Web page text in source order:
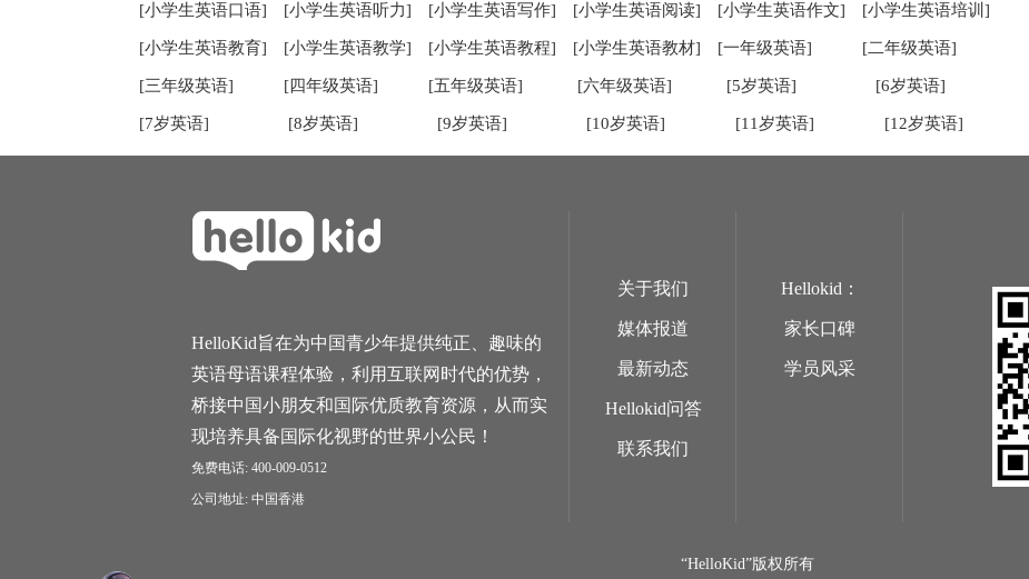
[小学生英语口语] [小学生英语听力] [小学生英语写作] [小学生英语阅读] [小学生英语作文] [小学生英语培训]
[小学生英语教育] [小学生英语教学] [小学生英语教程] [小学生英语教材] [一年级英语] [二年级英语]
[三年级英语] [四年级英语] [五年级英语] [六年级英语] [5岁英语] [6岁英语]
[7岁英语] [8岁英语] [9岁英语] [10岁英语] [11岁英语] [12岁英语]
HelloKid旨在为中国青少年提供纯正、趣味的
英语母语课程体验，利用互联网时代的优势，
桥接中国小朋友和国际优质教育资源，从而实
现培养具备国际化视野的世界小公民！
免费电话: 400-009-0512
公司地址: 中国香港
关于我们
媒体报道
最新动态
Hellokid问答
联系我们
Hellokid：
家长口碑
学员风采
“HelloKid”版权所有